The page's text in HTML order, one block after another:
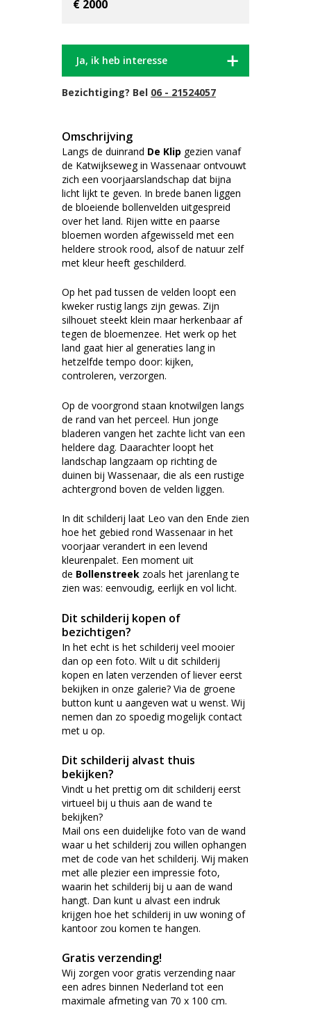
€ 2000
Ja, ik heb interesse
Bezichtiging? Bel 06 - 21524057
Omschrijving
Langs de duinrand De Klip gezien vanaf
de Katwijkseweg in Wassenaarontvouwt
zich een voorjaarslandschap dat bijna
licht lijkt te geven. In brede banen liggen
de bloeiende bollenvelden uitgespreid
over het land. Rijen witte en paarse
bloemen worden afgewisseld met een
heldere strook rood, alsof de natuur zelf
met kleur heeft geschilderd.
Op het pad tussen de velden loopt een
kweker rustig langs zijn gewas. Zijn
silhouet steekt klein maar herkenbaar af
tegen de bloemenzee. Het werk op het
land gaat hier al generaties lang in
hetzelfde tempo door: kijken,
controleren, verzorgen.
Op de voorgrond staan knotwilgen langs
de rand van het perceel. Hun jonge
bladeren vangen het zachte licht van een
heldere dag. Daarachter loopt het
landschap langzaam op richting de
duinen bij Wassenaar, die als een rustige
achtergrond boven de velden liggen.
In dit schilderij laat Leo van den Ende zien
hoe het gebied rond Wassenaar in het
voorjaar verandert in een levend
kleurenpalet. Een moment uit
de Bollenstreek zoals het jarenlang te
zien was: eenvoudig, eerlijk en vol licht.
Dit schilderij kopen of
bezichtigen?
In het echt is het schilderij veel mooier
dan op een foto. Wilt u dit schilderij
kopen en laten verzenden of liever eerst
bekijken in onze galerie? Via de groene
button kunt u aangeven wat u wenst. Wij
nemen dan zo spoedig mogelijk contact
met u op.
Dit schilderij alvast thuis
bekijken?
Vindt u het prettig om dit schilderij eerst
virtueel bij u thuis aan de wand te
bekijken?
Mail ons een duidelijke foto van de wand
waar u het schilderij zou willen ophangen
met de code van het schilderij. Wij maken
met alle plezier een impressie foto,
waarin het schilderij bij u aan de wand
hangt. Dan kunt u alvast een indruk
krijgen hoe het schilderij in uw woning of
kantoor zou komen te hangen.
Gratis verzending!
Wij zorgen voor gratis verzending naar
een adres binnen Nederland tot een
maximale afmeting van 70 x 100 cm.